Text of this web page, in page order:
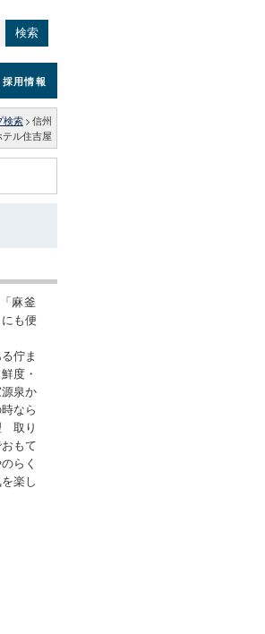
検索
採用情報
検索 > 信州
ル住吉屋
麻釜
も便
佇ま
度・
泉か
なら
取り
もて
らく
楽し